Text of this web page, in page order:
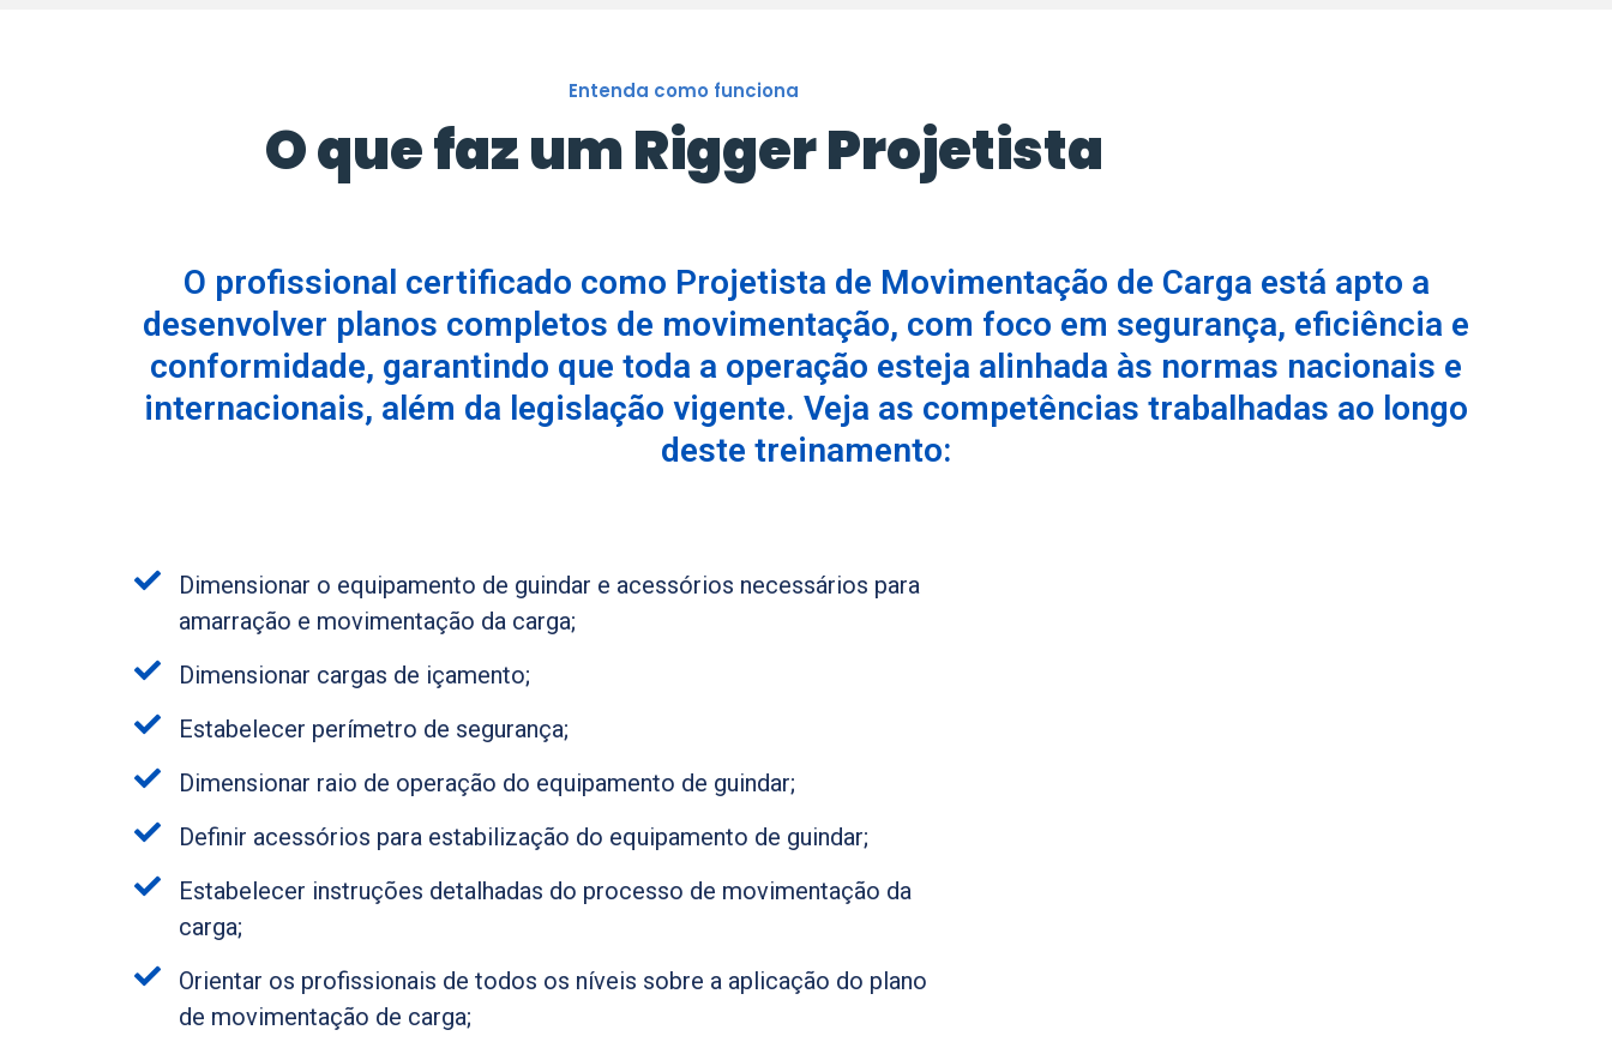
Entenda como funciona
O que faz um Rigger Projetista
O profissional certificado como Projetista de Movimentação de Carga está apto a
desenvolver planos completos de movimentação, com foco em segurança, eficiência e
conformidade, garantindo que toda a operação esteja alinhada às normas nacionais e
internacionais, além da legislação vigente. Veja as competências trabalhadas ao longo
deste treinamento:
Dimensionar o equipamento de guindar e acessórios necessários para
amarração e movimentação da carga;
Dimensionar cargas de içamento;
Estabelecer perímetro de segurança;
Dimensionar raio de operação do equipamento de guindar;
Definir acessórios para estabilização do equipamento de guindar;
Estabelecer instruções detalhadas do processo de movimentação da
carga;
Orientar os profissionais de todos os níveis sobre a aplicação do plano
de movimentação de carga;